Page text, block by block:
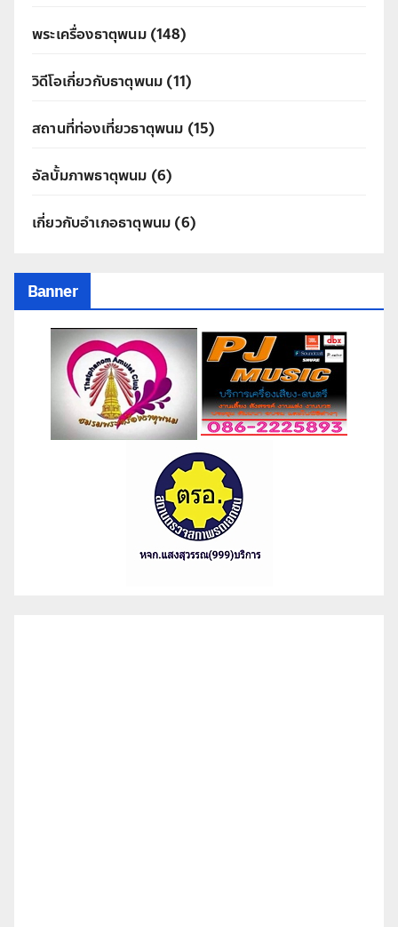
พระเครื่องธาตุพนม(148)
วิดีโอเกี่ยวกับธาตุพนม (11)
สถานที่ท่องเที่ยวธาตุพนม (15)
อัลบั้มภาพธาตุพนม (6)
เกี่ยวกับอำเภอธาตุพนม (6)
Banner